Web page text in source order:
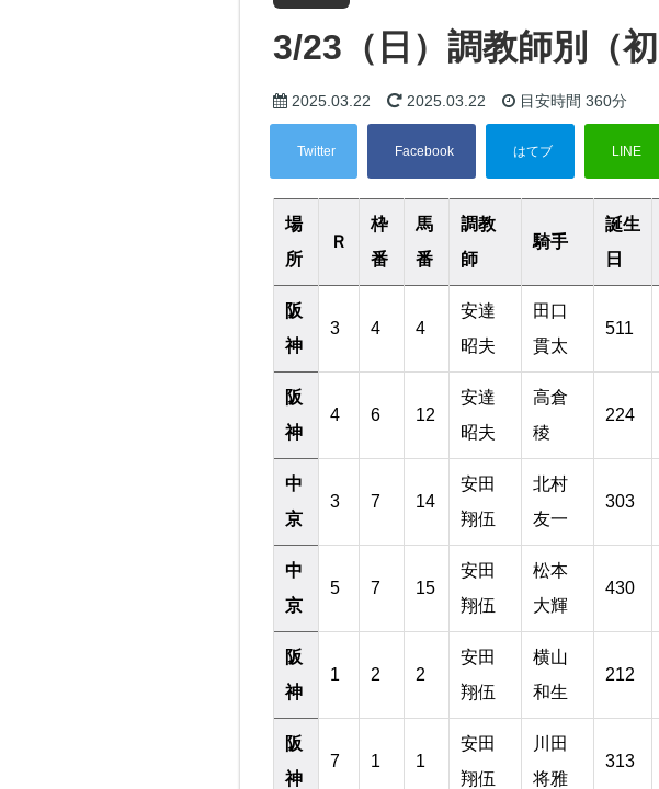
3/23（日）調教師別（
2025.03.22 2025.03.22 目安時間 360分
場
所
Ｒ
枠
番
馬
番
調教
師
騎手
誕生
日
阪
神
3 4 4
安達
昭夫
田口
貫太
511
阪
神
4 6 12
安達
昭夫
高倉
稜
224
中
京
3 7 14
安田
翔伍
北村
友一
303
中
京
5 7 15
安田
翔伍
松本
大輝
430
阪
神
1 2 2
安田
翔伍
横山
和生
212
阪
神
7 1 1
安田
翔伍
川田
将雅
313